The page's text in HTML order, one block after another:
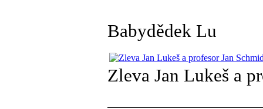
Babydědek Lu
Zleva Jan Lukeš a